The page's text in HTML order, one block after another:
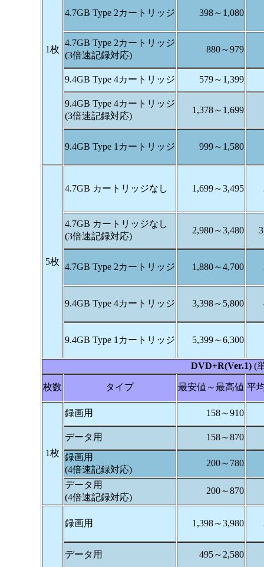
1枚
4.7GB Type 2カートリッジ 398～1,080
4.7GB Type 2カートリッジ
(3倍速記録対応)
880～979
9.4GB Type 4カートリッジ 579～1,399
9.4GB Type 4カートリッジ
(3倍速記録対応)
1,378～1,699
9.4GB Type 1カートリッジ 999～1,580
5枚
4.7GB カートリッジなし 1,699～3,495
4.7GB カートリッジなし
(3倍速記録対応)
2,980～3,480
4.7GB Type 2カートリッジ 1,880～4,700
9.4GB Type 4カートリッジ 3,398～5,800
9.4GB Type 1カートリッジ 5,399～6,300
DVD+R(Ver.1)(
枚数 タイプ 最安値～最高値 平
1枚
録画用 158～910
データ用
158～870
録画用
(4倍速記録対応)
200～780
データ用
(4倍速記録対応)
200～870
録画用 1,398～3,980
データ用 495～2,580